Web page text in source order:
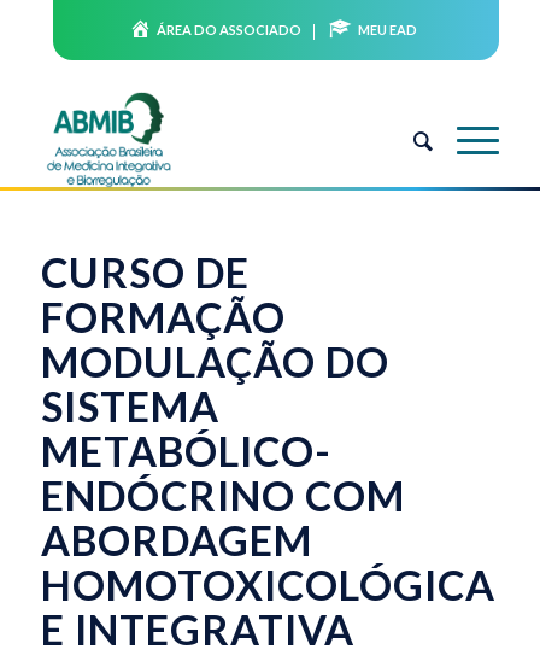
ÁREA DO ASSOCIADO MEU EAD
CURSO DE
FORMAÇÃO
MODULAÇÃO DO
SISTEMA
METABÓLICO-
ENDÓCRINO COM
ABORDAGEM
HOMOTOXICOLÓGICA
E INTEGRATIVA